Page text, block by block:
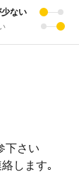
ない
下さい
します｡